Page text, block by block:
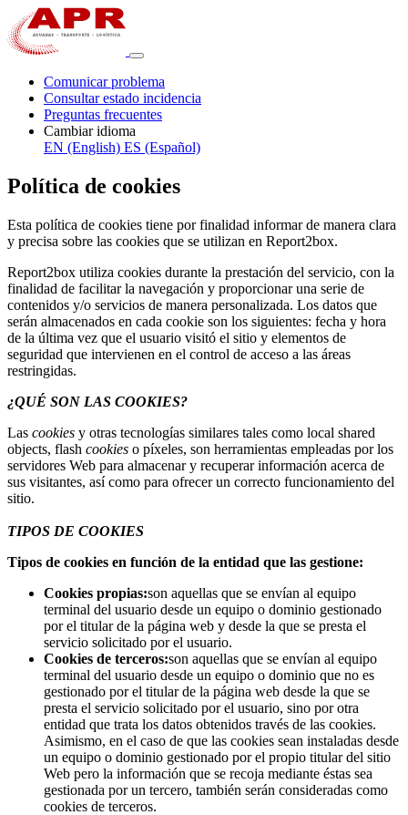
Comunicar problema
Consultar estado incidencia
Preguntas frecuentes
Cambiar idioma
EN (English) ES (Español)
Política de cookies
Esta política de cookies tiene por finalidad informar de manera clara
y precisa sobre las cookies que se utilizan en Report2box.
Report2box utiliza cookies durante la prestación del servicio, con la
finalidad de facilitar la navegación y proporcionar una serie de
contenidos y/o servicios de manera personalizada. Los datos que
serán almacenados en cada cookie son los siguientes: fecha y hora
de la última vez que el usuario visitó el sitio y elementos de
seguridad que intervienen en el control de acceso a las áreas
restringidas.
¿QUÉ SON LAS COOKIES?
Las cookies y otras tecnologías similares tales como local shared
objects, flash cookies o píxeles, son herramientas empleadas por los
servidores Web para almacenar y recuperar información acerca de
sus visitantes, así como para ofrecer un correcto funcionamiento del
sitio.
TIPOS DE COOKIES
Tipos de cookies en función de la entidad que las gestione:
Cookies propias:son aquellas que se envían al equipo
terminal del usuario desde un equipo o dominio gestionado
por el titular de la página web y desde la que se presta el
servicio solicitado por el usuario.
Cookies de terceros:son aquellas que se envían al equipo
terminal del usuario desde un equipo o dominio que no es
gestionado por el titular de la página web desde la que se
presta el servicio solicitado por el usuario, sino por otra
entidad que trata los datos obtenidos través de las cookies.
Asimismo, en el caso de que las cookies sean instaladas desde
un equipo o dominio gestionado por el propio titular del sitio
Web pero la información que se recoja mediante éstas sea
gestionada por un tercero, también serán consideradas como
cookies de terceros.